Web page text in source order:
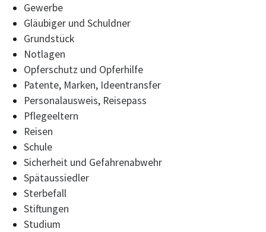
Gewerbe
Gläubiger und Schuldner
Grundstück
Notlagen
Opferschutz und Opferhilfe
Patente, Marken, Ideentransfer
Personalausweis, Reisepass
Pflegeeltern
Reisen
Schule
Sicherheit und Gefahrenabwehr
Spätaussiedler
Sterbefall
Stiftungen
Studium